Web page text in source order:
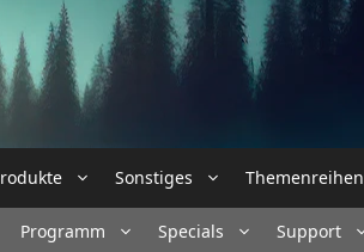
Sonstiges Themenreihen
Programm Specials Support